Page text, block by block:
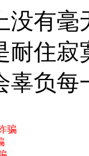
有毫
耐住寂
辜负
骗